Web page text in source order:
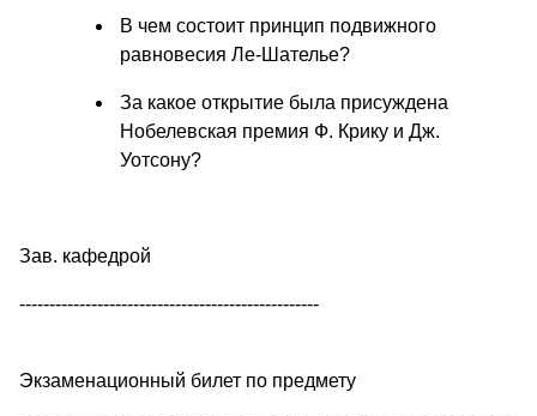
В чем состоит принцип подвижного
равновесия Ле-Шателье?
За какое открытие была присуждена
Нобелевская премия Ф. Крику и Дж.
Уотсону?
Зав. кафедрой
--------------------------------------------------
Экзаменационный билет по предмету